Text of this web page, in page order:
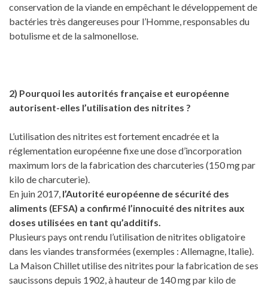
conservation de la viande en empêchant le développement de
bactéries très dangereuses pour l’Homme, responsables du
botulisme et de la salmonellose.
2) Pourquoi les autorités française et européenne
autorisent-elles l’utilisation des nitrites ?
L’utilisation des nitrites est fortement encadrée et la
réglementation européenne fixe une dose d’incorporation
maximum lors de la fabrication des charcuteries (150 mg par
kilo de charcuterie).
En juin 2017, l’Autorité européenne de sécurité des
aliments (EFSA) a confirmé l’innocuité des nitrites aux
doses utilisées en tant qu’additifs.
Plusieurs pays ont rendu l’utilisation de nitrites obligatoire
dans les viandes transformées (exemples : Allemagne, Italie).
La Maison Chillet utilise des nitrites pour la fabrication de ses
saucissons depuis 1902, à hauteur de 140 mg par kilo de